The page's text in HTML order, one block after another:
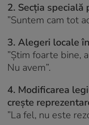
2. Secția
”Suntem cam tot
3. Alegeri locale
”Știm foarte bine,
Nu avem”.
4. Modificarea
crește
”La fel, nu este